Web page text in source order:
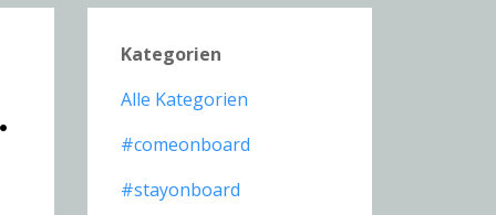
Kategorien
Alle Kategorien
#comeonboard
#stayonboard